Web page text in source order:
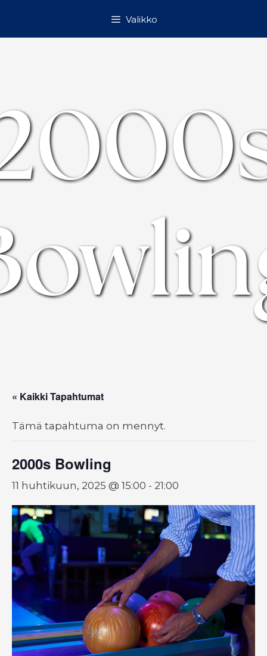
Valikko
« Kaikki Tapahtumat
Tämä tapahtuma on mennyt.
2000s Bowling
11 huhtikuun, 2025 @ 15:00 - 21:00